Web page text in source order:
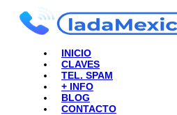
INICIO
CLAVES
TEL. SPAM
+ INFO
BLOG
CONTACTO